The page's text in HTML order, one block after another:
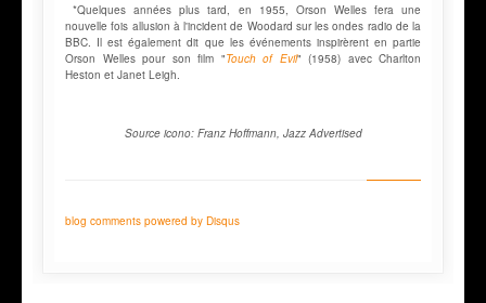
*Quelques années plus tard, en 1955, Orson Welles fera une
nouvelle fois allusion à l'incident de Woodard sur les ondes radio de la
BBC. Il est également dit que les événements inspirèrent en partie
Orson Welles pour son film "Touch of Evil" (1958) avec Charlton
Heston et Janet Leigh.
Source icono: Franz Hoffmann, Jazz Advertised
blog comments powered by Disqus